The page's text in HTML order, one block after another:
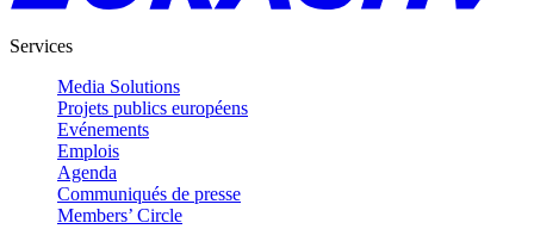
Services
Media Solutions
Projets publics européens
Evénements
Emplois
Agenda
Communiqués de presse
Members’ Circle